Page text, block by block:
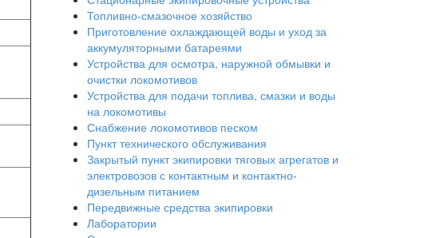
Топливно-смазочное хозяйство
Приготовление охлаждающей воды и уход за
аккумуляторными батареями
Устройства для осмотра, наружной обмывки и
очистки локомотивов
Устройства для подачи топлива, смазки и воды
на локомотивы
Снабжение локомотивов песком
Пункт технического обслуживания
Закрытый пункт экипировки тяговых агрегатов и
электровозов с контактным и контактно-
дизельным питанием
Передвижные средства экипировки
Лаборатории